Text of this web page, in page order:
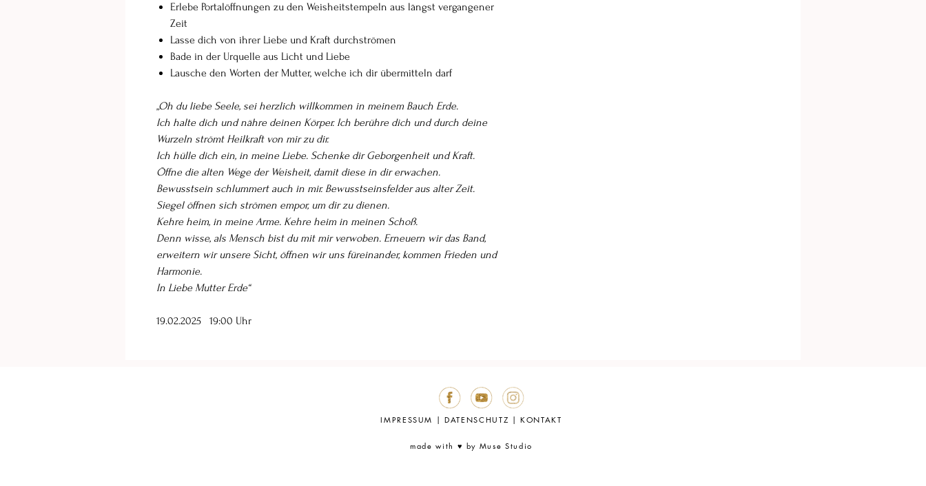
Erlebe Portalöffnungen zu den Weisheitstempeln aus längst vergangener
Zeit
Lasse dich von ihrer Liebe und Kraft durchströmen
Bade in der Urquelle aus Licht und Liebe
Lausche den Worten der Mutter, welche ich dir übermitteln darf
„Oh du liebe Seele, sei herzlich willkommen in meinem Bauch Erde.
Ich halte dich und nähre deinen Körper. Ich berühre dich und durch deine
Wurzeln strömt Heilkraft von mir zu dir.
Ich hülle dich ein, in meine Liebe. Schenke dir Geborgenheit und Kraft.
Öffne die alten Wege der Weisheit, damit diese in dir erwachen.
Bewusstsein schlummert auch in mir. Bewusstseinsfelder aus alter Zeit.
Siegel öffnen sich strömen empor, um dir zu dienen.
Kehre heim, in meine Arme. Kehre heim in meinen Schoß.
Denn wisse, als Mensch bist du mit mir verwoben. Erneuern wir das Band,
erweitern wir unsere Sicht, öffnen wir uns füreinander, kommen Frieden und
Harmonie.
In Liebe Mutter Erde“
19.02.2025 19:00 Uhr
IMPRESSUM |DATENSCHUTZ |KONTAKT
made with ♥ by Muse Studio